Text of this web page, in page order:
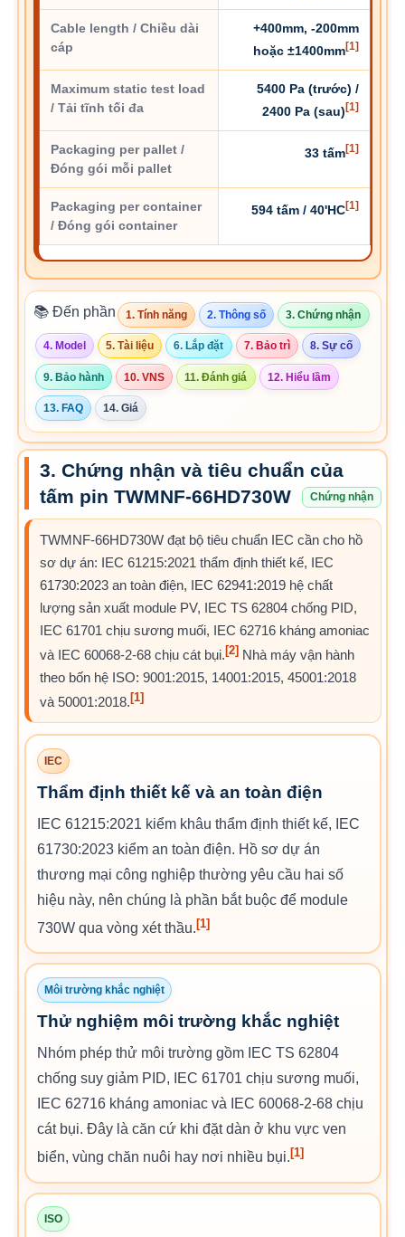
Cable length / Chiều dài
cáp
+400mm, -200mm
hoặc ±1400mm[1]
Maximum static test load
/ Tải tĩnh tối đa
5400 Pa (trước) /
2400 Pa (sau) [1]
Packaging per pallet /
Đóng gói mỗi pallet
33 tấm[1]
Packaging per container
/ Đóng gói container
594 tấm / 40'HC[1]
📚 Đến phần 1. Tính năng 2. Thông số 3. Chứng nhận
4. Model 5. Tài liệu 6. Lắp đặt 7. Bảo trì 8. Sự cố
9. Bảo hành 10. VNS 11. Đánh giá 12. Hiểu lầm
13. FAQ 14. Giá
3. Chứng nhận và tiêu chuẩn của
tấm pin TWMNF-66HD730W
Chứng nhận
TWMNF-66HD730W đạt bộ tiêu chuẩn IEC cần cho hồ
sơ dự án: IEC 61215:2021 thẩm định thiết kế, IEC
61730:2023 an toàn điện, IEC 62941:2019 hệ chất
lượng sản xuất module PV, IEC TS 62804 chống PID,
IEC 61701 chịu sương muối, IEC 62716 kháng amoniac
và IEC 60068-2-68 chịu cát bụi. [2]Nhà máy vận hành
theo bốn hệ ISO: 9001:2015, 14001:2015, 45001:2018
và 50001:2018. [1]
IEC
Thẩm định thiết kế và an toàn điện
IEC 61215:2021 kiểm khâu thẩm định thiết kế, IEC
61730:2023 kiểm an toàn điện. Hồ sơ dự án
thương mại công nghiệp thường yêu cầu hai số
hiệu này, nên chúng là phần bắt buộc để module
730W qua vòng xét thầu.[1]
Môi trường khắc nghiệt
Thử nghiệm môi trường khắc nghiệt
Nhóm phép thử môi trường gồm IEC TS 62804
chống suy giảm PID, IEC 61701 chịu sương muối,
IEC 62716 kháng amoniac và IEC 60068-2-68 chịu
cát bụi. Đây là căn cứ khi đặt dàn ở khu vực ven
biển, vùng chăn nuôi hay nơi nhiều bụi. [1]
ISO